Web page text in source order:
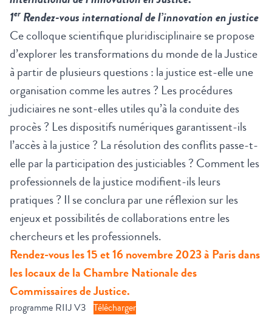
1er Rendez-vous international de l’innovation en justice
Ce colloque scientifique pluridisciplinaire se propose
d’explorer les transformations du monde de la Justice
à partir de plusieurs questions : la justice est-elle une
organisation comme les autres ? Les procédures
judiciaires ne sont-elles utiles qu’à la conduite des
procès ? Les dispositifs numériques garantissent-ils
l’accès à la justice ? La résolution des conflits passe-t-
elle par la participation des justiciables ? Comment les
professionnels de la justice modifient-ils leurs
pratiques ? Il se conclura par une réflexion sur les
enjeux et possibilités de collaborations entre les
chercheurs et les professionnels.
Rendez-vous les 15 et 16 novembre 2023 à Paris dans
les locaux de la Chambre Nationale des
Commissaires de Justice.
programme RIIJ V3 Télécharger